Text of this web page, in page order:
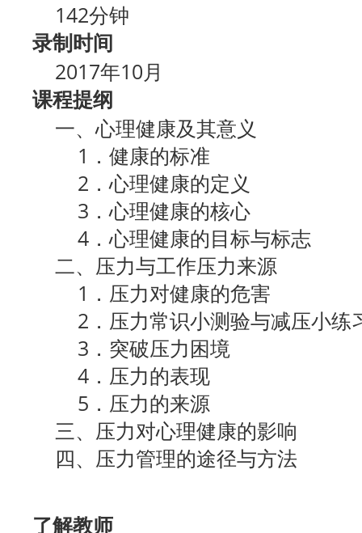
142分钟
录制时间
2017年10月
课程提纲
一、心理健康及其意义
1．健康的标准
2．心理健康的定义
3．心理健康的核心
4．心理健康的目标与标志
二、压力与工作压力来源
1．压力对健康的危害
2．压力常识小测验与减压小练
3．突破压力困境
4．压力的表现
5．压力的来源
三、压力对心理健康的影响
四、压力管理的途径与方法
了解教师